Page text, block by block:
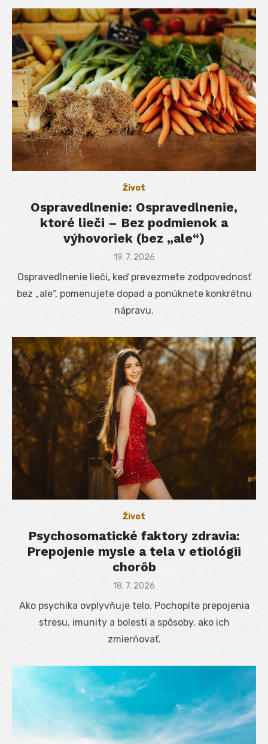
Život
Ospravedlnenie: Ospravedlnenie,
ktoré lieči – Bez podmienok a
výhovoriek (bez „ale“)
Posted
19. 7. 2026
Ospravedlnenie lieči, keď prevezmete zodpovednosť
bez „ale“, pomenujete dopad a ponúknete konkrétnu
nápravu.
Život
Psychosomatické faktory zdravia:
Prepojenie mysle a tela v etiológii
chorôb
Posted
18. 7. 2026
Ako psychika ovplyvňuje telo. Pochopíte prepojenia
stresu, imunity a bolesti a spôsoby, ako ich
zmierňovať.